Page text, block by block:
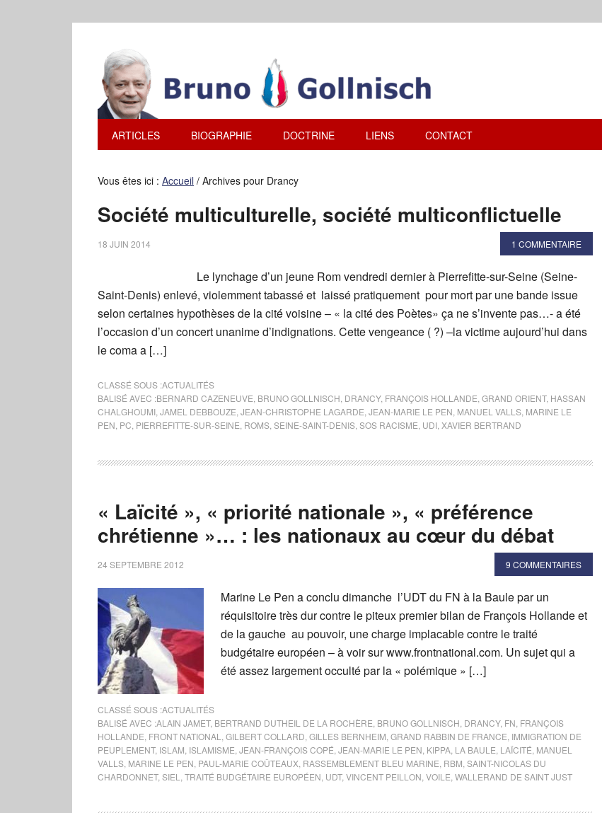
ARTICLES BIOGRAPHIE DOCTRINE LIENS CONTACT
Vous êtes ici : Accueil / Archives pour Drancy
Société multiculturelle, société multiconflictuelle
18 JUIN 2014 1 COMMENTAIRE
Le lynchage d’un jeune Rom vendredi dernier à Pierrefitte-sur-Seine (Seine-
Saint-Denis) enlevé, violemment tabassé et laissé pratiquement pour mort par une bande issue
selon certaines hypothèses de la cité voisine – « la cité des Poètes» ça ne s’invente pas…- a été
l’occasion d’un concert unanime d’indignations. Cette vengeance ( ?) –la victime aujourd’hui dans
le coma a […]
CLASSÉ SOUS :ACTUALITÉS
BALISÉ AVEC :BERNARD CAZENEUVE BRUNO GOLLNISCH DRANCY, FRANÇOIS HOLLANDE GRAND ORIENT, HASSAN
CHALGHOUMI JAMEL DEBBOUZE JEAN-CHRISTOPHE LAGARDE JEAN-MARIE LE PEN MANUEL VALLS MARINE LE
PEN PC PIERREFITTE-SUR-SEINE ROMS SEINE-SAINT-DENIS SOS RACISME UDI XAVIER BERTRAND
« Laïcité », « priorité nationale », « préférence
chrétienne »… : les nationaux au cœur du débat
24 SEPTEMBRE 2012 9 COMMENTAIRES
Marine Le Pen a conclu dimanche l’UDT du FN à la Baule par un
réquisitoire très dur contre le piteux premier bilan de François Hollande et
de la gauche au pouvoir, une charge implacable contre le traité
budgétaire européen – à voir sur www.frontnational.com. Un sujet qui a
été assez largement occulté par la « polémique » […]
CLASSÉ SOUS :ACTUALITÉS
BALISÉ AVEC :ALAIN JAMET, BERTRAND DUTHEIL DE LA ROCHÈRE BRUNO GOLLNISCH DRANCY, FN FRANÇOIS
HOLLANDE FRONT NATIONAL GILBERT COLLARD GILLES BERNHEIM GRAND RABBIN DE FRANCE IMMIGRATION DE
PEUPLEMENT, ISLAM ISLAMISME JEAN-FRANÇOIS COPÉ JEAN-MARIE LE PEN KIPPA LA BAULE LAÏCITÉ MANUEL
VALLS MARINE LE PEN PAUL-MARIE COÛTEAUX RASSEMBLEMENT BLEU MARINE RBM SAINT-NICOLAS DU
CHARDONNET, SIEL TRAITÉ BUDGÉTAIRE EUROPÉEN UDT, VINCENT PEILLON VOILE WALLERAND DE SAINT JUST